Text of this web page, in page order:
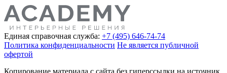
Единая справочная служба: +7 (495) 646-74-74
Политика конфиденциальности Не является публичной
офертой
Копирование материала с сайта без гиперссылки на источник